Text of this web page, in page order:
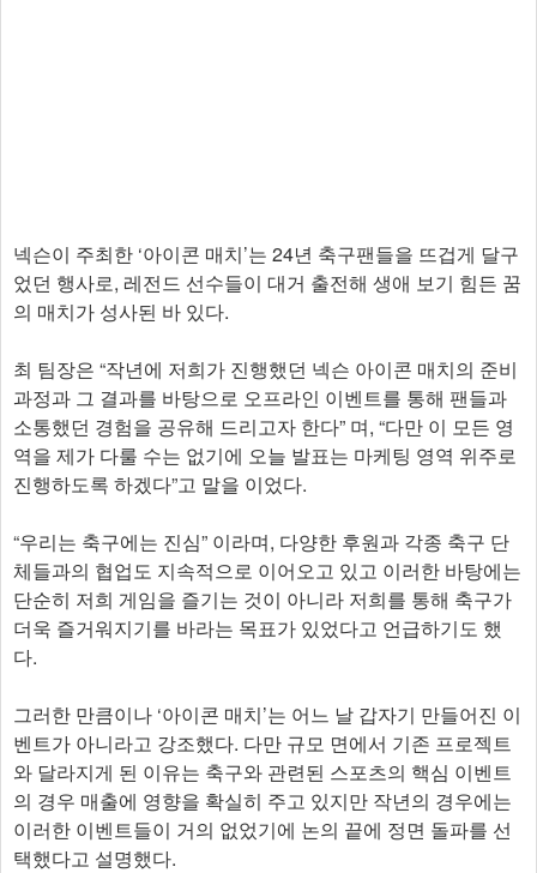
넥슨이 주최한 ‘아이콘 매치’는 24년 축구팬들을 뜨겁게 달구
었던 행사로, 레전드 선수들이 대거 출전해 생애 보기 힘든 꿈
의 매치가 성사된 바 있다.
최 팀장은 “작년에 저희가 진행했던 넥슨 아이콘 매치의 준비
과정과 그 결과를 바탕으로 오프라인 이벤트를 통해 팬들과
소통했던 경험을 공유해 드리고자 한다” 며, “다만 이 모든 영
역을 제가 다룰 수는 없기에 오늘 발표는 마케팅 영역 위주로
진행하도록 하겠다”고 말을 이었다.
“우리는 축구에는 진심” 이라며, 다양한 후원과 각종 축구 단
체들과의 협업도 지속적으로 이어오고 있고 이러한 바탕에는
단순히 저희 게임을 즐기는 것이 아니라 저희를 통해 축구가
더욱 즐거워지기를 바라는 목표가 있었다고 언급하기도 했
다.
그러한 만큼이나 ‘아이콘 매치’는 어느 날 갑자기 만들어진 이
벤트가 아니라고 강조했다. 다만 규모 면에서 기존 프로젝트
와 달라지게 된 이유는 축구와 관련된 스포츠의 핵심 이벤트
의 경우 매출에 영향을 확실히 주고 있지만 작년의 경우에는
이러한 이벤트들이 거의 없었기에 논의 끝에 정면 돌파를 선
택했다고 설명했다.